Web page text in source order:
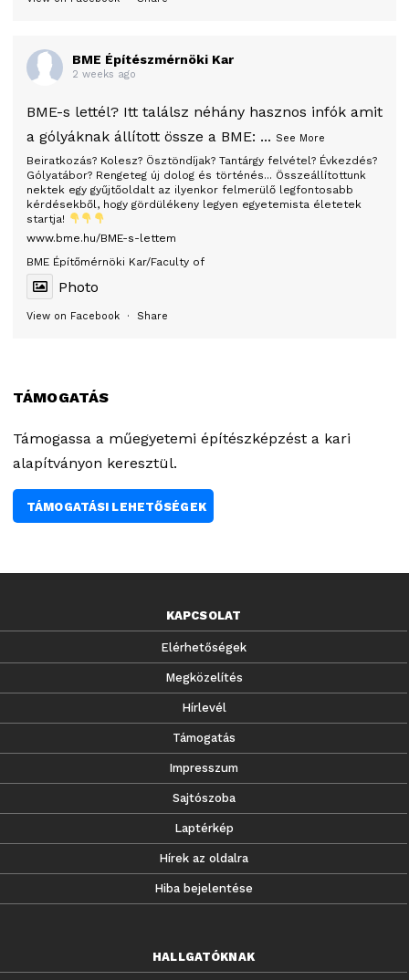
BME Építészmérnöki Kar
2 weeks ago
BME-s lettél? Itt találsz néhány hasznos infók amit
a gólyáknak állított össze a BME:
Beiratkozás? Kolesz? Ösztöndíjak? Tantárgy felvétel? Évkezdés?
Gólyatábor? Rengeteg új dolog és történés... Összeállítottunk
nektek egy gyűjtőoldalt az ilyenkor felmerülő legfontosabb
kérdésekből, hogy gördülékeny legyen egyetemista életetek
startja!
www.bme.hu/BME-s-lettem
BME Építőmérnöki Kar/Faculty of
... See More
Photo
View on Facebook · Share
TÁMOGATÁS
Támogassa a műegyetemi építészképzést a kari
alapítványon keresztül.
TÁMOGATÁSI LEHETŐSÉGEK
KAPCSOLAT
Elérhetőségek
Megközelítés
Hírlevél
Támogatás
Impresszum
Sajtószoba
Laptérkép
Hírek az oldalra
Hiba bejelentése
HALLGATÓKNAK